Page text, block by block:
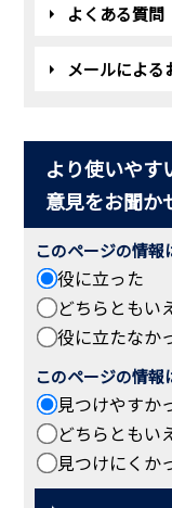
よくある質問
メールによる
より使いやす
意見をお聞か
このページの情報
役に立った
どちらともい
役に立たなか
このページの情報
見つけやすか
どちらともい
見つけにくか